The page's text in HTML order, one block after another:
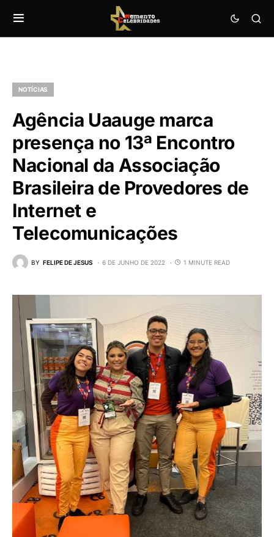
NOTÍCIAS
Agência Uaauge marca
presença no 13ª Encontro
Nacional da Associação
Brasileira de Provedores de
Internet e
Telecomunicações
BY FELIPE DE JESUS 6 DE JUNHO DE 2022 1 MINUTE READ